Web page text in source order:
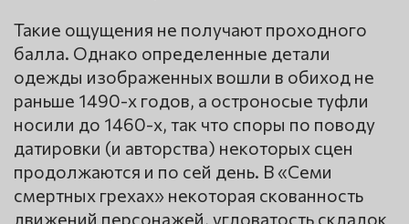
Такие ощущения не получают проходного
балла. Однако определенные детали
одежды изображенных вошли в обиход не
раньше 1490-х годов, а остроносые туфли
носили до 1460-х, так что споры по поводу
датировки (и авторства) некоторых сцен
продолжаются и по сей день. В «Семи
смертных грехах» некоторая скованность
движений персонажей, угловатость складок